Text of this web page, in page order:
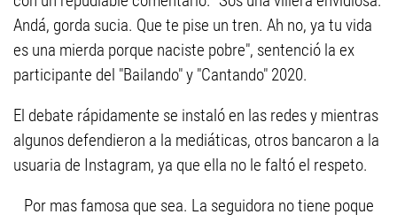
Andá, gorda sucia. Que te pise un tren. Ah no, ya tu vida
es una mierda porque naciste pobre", sentenció la ex
participante del "Bailando" y "Cantando" 2020.
El debate rápidamente se instaló en las redes y mientras
algunos defendieron a la mediáticas, otros bancaron a la
usuaria de Instagram, ya que ella no le faltó el respeto.
Por mas famosa que sea. La seguidora no tiene poque